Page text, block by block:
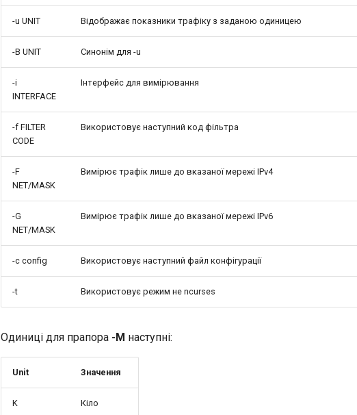
-u UNIT Відображає показники трафіку з заданою одиницею
-B UNIT Синонім для -u
-i
INTERFACE
Інтерфейс для вимірювання
-f FILTER
CODE
Використовує наступний код фільтра
-F
NET/MASK
Вимірює трафік лише до вказаної мережі IPv4
-G
NET/MASK
Вимірює трафік лише до вказаної мережі IPv6
-c config Використовує наступний файл конфігурації
-t Використовує режим не ncurses
Одиниці для прапора -M наступні:
Unit Значення
K Кіло